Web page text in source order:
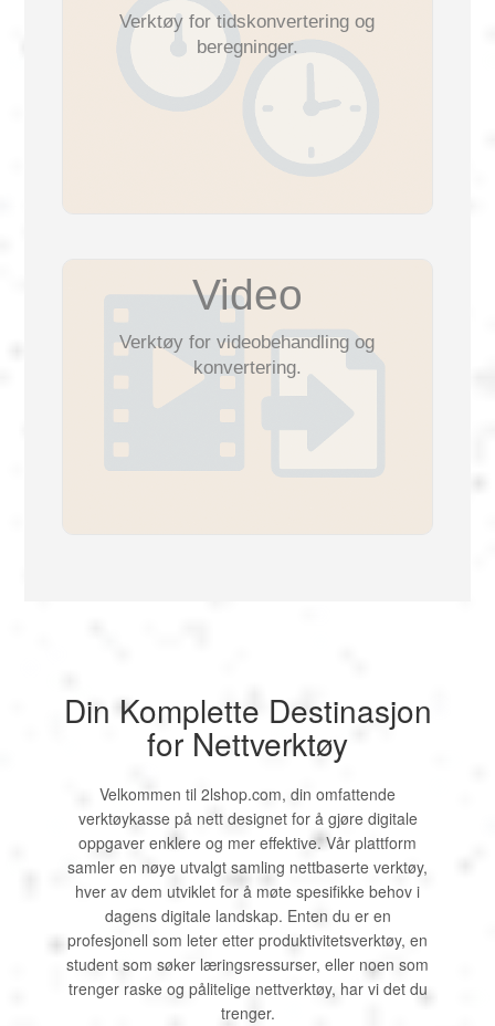
Verktøy for tidskonvertering og
beregninger.
Video
Verktøy for videobehandling og
konvertering.
Din Komplette Destinasjon
for Nettverktøy
Velkommen til 2lshop.com, din omfattende
verktøykasse på nett designet for å gjøre digitale
oppgaver enklere og mer effektive. Vår plattform
samler en nøye utvalgt samling nettbaserte verktøy,
hver av dem utviklet for å møte spesifikke behov i
dagens digitale landskap. Enten du er en
profesjonell som leter etter produktivitetsverktøy, en
student som søker læringsressurser, eller noen som
trenger raske og pålitelige nettverktøy, har vi det du
trenger.